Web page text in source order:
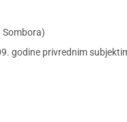
Sombora)
godine privrednim